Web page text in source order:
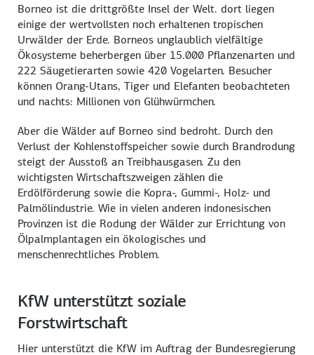
Borneo ist die drittgrößte Insel der Welt. dort liegen
einige der wertvollsten noch erhaltenen tropischen
Urwälder der Erde. Borneos unglaublich vielfältige
Ökosysteme beherbergen über 15.000 Pflanzenarten und
222 Säugetierarten sowie 420 Vogelarten. Besucher
können Orang-Utans, Tiger und Elefanten beobachteten
und nachts: Millionen von Glühwürmchen.
Aber die Wälder auf Borneo sind bedroht. Durch den
Verlust der Kohlenstoffspeicher sowie durch Brandrodung
steigt der Ausstoß an Treibhausgasen. Zu den
wichtigsten Wirtschaftszweigen zählen die
Erdölförderung sowie die Kopra-, Gummi-, Holz- und
Palmölindustrie. Wie in vielen anderen indonesischen
Provinzen ist die Rodung der Wälder zur Errichtung von
Ölpalmplantagen ein ökologisches und
menschenrechtliches Problem.
KfW unterstützt soziale
Forstwirtschaft
Hier unterstützt die KfW im Auftrag der Bundesregierung